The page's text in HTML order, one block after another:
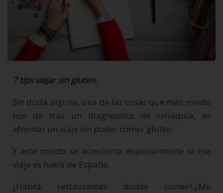
7 tips viajar sin gluten.
Sin duda alguna, una de las cosas que más miedo
nos da tras un diagnóstico de celiaquía, es
afrontar un viaje sin poder comer gluten.
Y este miedo se acrecienta especialmente si ese
viaje es fuera de España.
¿Habrá restaurantes donde comer?,¿Me